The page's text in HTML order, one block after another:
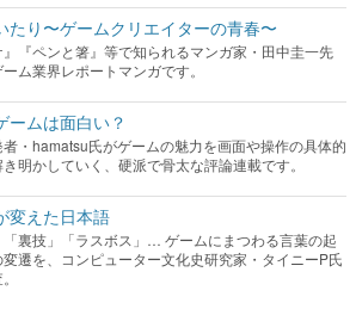
たり〜ゲームクリエイターの青春〜
』『ペンと箸』等で知られるマンガ家・田中圭一先
ム業界レポートマンガです。
ームは面白い？
・hamatsu氏がゲームの魅力を画面や操作の具体的
明かしていく、硬派で骨太な評論連載です。
変えた日本語
「裏技」「ラスボス」… ゲームにまつわる言葉の起
遷を、コンピューター文化史研究家・タイニーP氏